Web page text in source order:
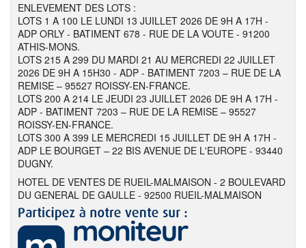
ENLEVEMENT DES LOTS :
LOTS 1 A 100 LE LUNDI 13 JUILLET 2026 DE 9H A 17H -
ADP ORLY - BATIMENT 678 - RUE DE LA VOUTE - 91200
ATHIS-MONS.
LOTS 215 A 299 DU MARDI 21 AU MERCREDI 22 JUILLET
2026 DE 9H A 15H30 - ADP - BATIMENT 7203 – RUE DE LA
REMISE – 95527 ROISSY-EN-FRANCE.
LOTS 200 A 214 LE JEUDI 23 JUILLET 2026 DE 9H A 17H -
ADP - BATIMENT 7203 – RUE DE LA REMISE – 95527
ROISSY-EN-FRANCE.
LOTS 300 A 399 LE MERCREDI 15 JUILLET DE 9H A 17H -
ADP LE BOURGET – 22 BIS AVENUE DE L'EUROPE - 93440
DUGNY.
HOTEL DE VENTES DE RUEIL-MALMAISON - 2 BOULEVARD
DU GENERAL DE GAULLE - 92500 RUEIL-MALMAISON